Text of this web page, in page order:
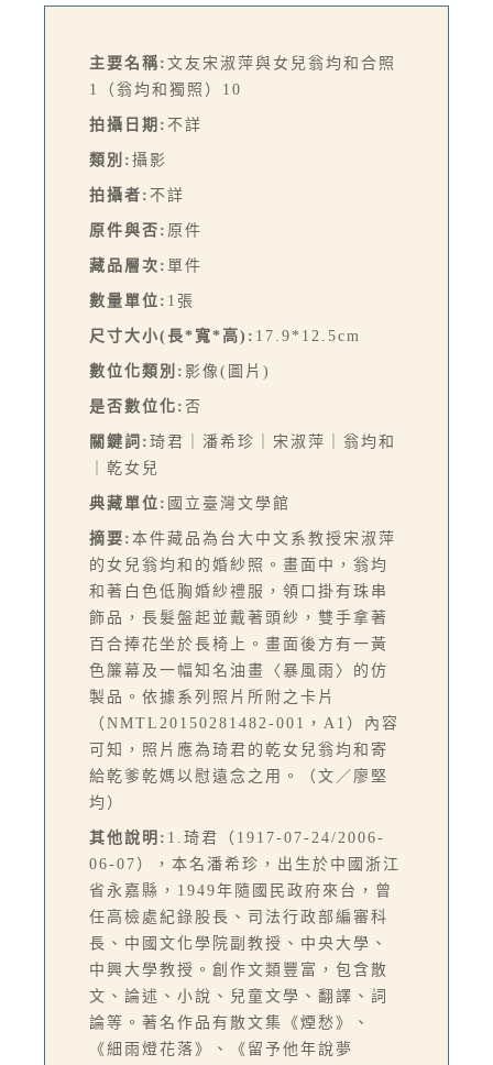
主要名稱: 文友宋淑萍與女兒翁均和合照
1（翁均和獨照）10
拍攝日期: 不詳
類別: 攝影
拍攝者: 不詳
原件與否: 原件
藏品層次: 單件
數量單位: 1張
尺寸大小(長*寬*高): 17.9*12.5cm
數位化類別: 影像(圖片)
是否數位化: 否
關鍵詞: 琦君｜潘希珍｜宋淑萍｜翁均和
｜乾女兒
典藏單位: 國立臺灣文學館
摘要: 本件藏品為台大中文系教授宋淑萍
的女兒翁均和的婚紗照。畫面中，翁均
和著白色低胸婚紗禮服，領口掛有珠串
飾品，長髮盤起並戴著頭紗，雙手拿著
百合捧花坐於長椅上。畫面後方有一黃
色簾幕及一幅知名油畫〈暴風雨〉的仿
製品。依據系列照片所附之卡片
（NMTL20150281482-001，A1）內容
可知，照片應為琦君的乾女兒翁均和寄
給乾爹乾媽以慰遠念之用。（文／廖堅
均）
其他說明: 1.琦君（1917-07-24/2006-
06-07），本名潘希珍，出生於中國浙江
省永嘉縣，1949年隨國民政府來台，曾
任高檢處紀錄股長、司法行政部編審科
長、中國文化學院副教授、中央大學、
中興大學教授。創作文類豐富，包含散
文、論述、小說、兒童文學、翻譯、詞
論等。著名作品有散文集《煙愁》、
《細雨燈花落》、《留予他年說夢